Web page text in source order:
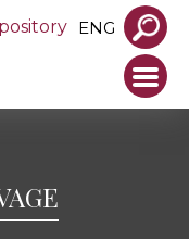
ENG